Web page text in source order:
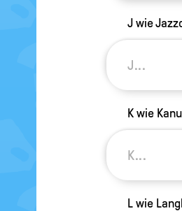
J wie
K wie
L wie